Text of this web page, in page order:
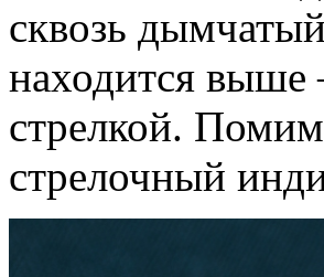
сквозь
находится
стрелкой.
стрелочный